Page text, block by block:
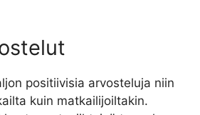
positiivisia arvosteluja niin
kuin matkailijoiltakin.